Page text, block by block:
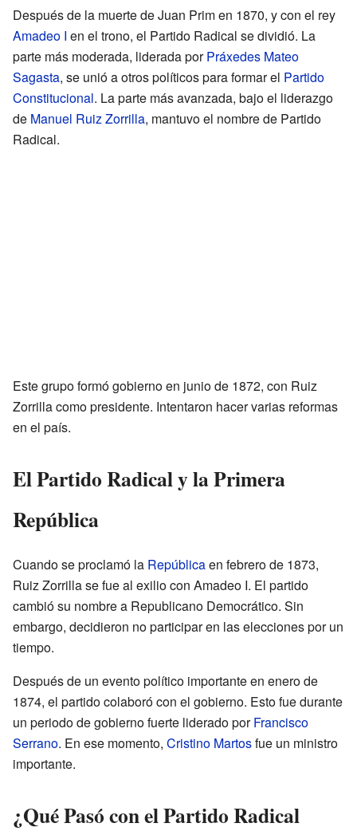
Después de la muerte de Juan Prim en 1870, y con el rey
Amadeo I en el trono, el Partido Radical se dividió. La
parte más moderada, liderada porPráxedes Mateo
Sagasta, se unió a otros políticos para formar el Partido
Constitucional. La parte más avanzada, bajo el liderazgo
de Manuel Ruiz Zorrilla, mantuvo el nombre de Partido
Radical.
Este grupo formó gobierno en junio de 1872, con Ruiz
Zorrilla como presidente. Intentaron hacer varias reformas
en el país.
El Partido Radical y la Primera
República
Cuando se proclamó la Repúblicaen febrero de 1873,
Ruiz Zorrilla se fue al exilio con Amadeo I. El partido
cambió su nombre a Republicano Democrático. Sin
embargo, decidieron no participar en las elecciones por un
tiempo.
Después de un evento político importante en enero de
1874, el partido colaboró con el gobierno. Esto fue durante
un periodo de gobierno fuerte liderado porFrancisco
Serrano. En ese momento, Cristino Martosfue un ministro
importante.
¿Qué Pasó con el Partido Radical